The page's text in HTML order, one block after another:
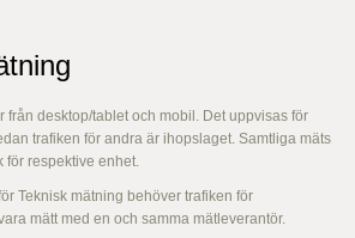
från desktop/tablet och mobil. Det uppvisas för
trafiken för andra är ihopslaget. Samtliga mäts
för respektive enhet.
Teknisk mätning behöver trafiken för
mätt med en och samma mätleverantör.